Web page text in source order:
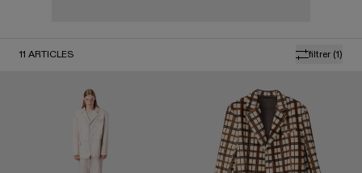
filtrer (1)
11 ARTICLES